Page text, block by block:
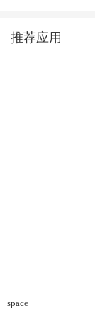
推荐应用
space